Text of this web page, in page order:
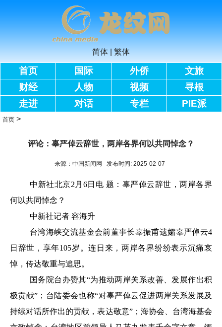
简体 繁体
首页 国际 外侨
文旅
财经
人物 视频
寻根
走进
对话 专栏 PIE派
首页 >
评论：辜严倬云辞世，两岸各界何以共同悼念？
来源：中国新闻网 发布时间: 2025-02-07
中新社北京2月6日电 题：辜严倬云辞世，两岸各界
何以共同悼念？
中新社记者 容海升
台湾海峡交流基金会前董事长辜振甫遗孀辜严倬云4
日辞世，享年105岁。连日来，两岸各界纷纷表示沉痛哀
悼，传达敬重与追思。
国务院台办赞其“为推动两岸关系改善、发展作出积
极贡献”；台陆委会也称“对辜严倬云促进两岸关系发展及
持续对话所作出的贡献，表达敬意”；海协会、台湾海基会